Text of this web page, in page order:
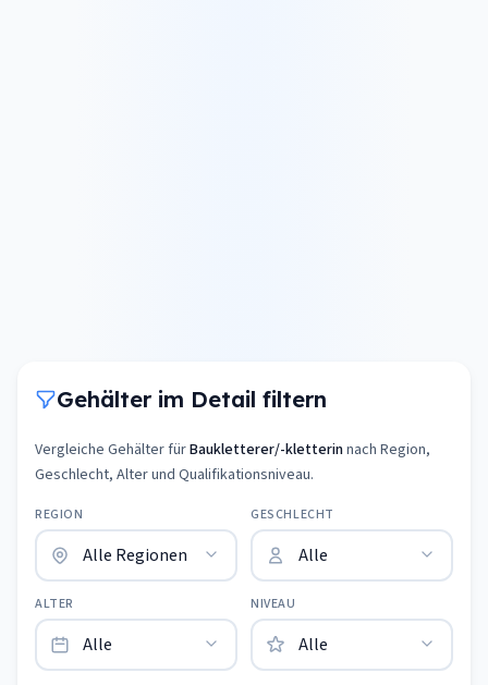
Gehälter im Detail filtern
Vergleiche Gehälter fürBaukletterer/-kletterinnach Region,
Geschlecht, Alter und Qualifikationsniveau.
REGION GESCHLECHT
ALTER NIVEAU